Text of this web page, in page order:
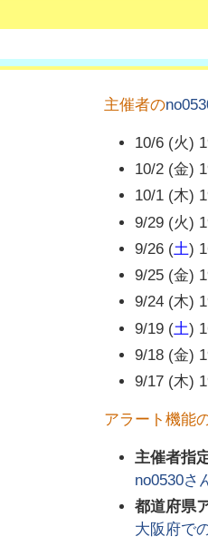
主催者の
10/6 (火)
10/2 (金)
10/1 (木)
9/29 (火)
9/26 (土)
9/25 (金)
9/24 (木)
9/19 (土)
9/18 (金)
9/17 (木)
アラート機能
主催者指
no0530さ
都道府県
大阪府で